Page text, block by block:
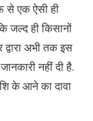
से एक ऐसी ही
जल्द ही किसानों
अभी तक इस
नहीं दी है.
के आने का दावा